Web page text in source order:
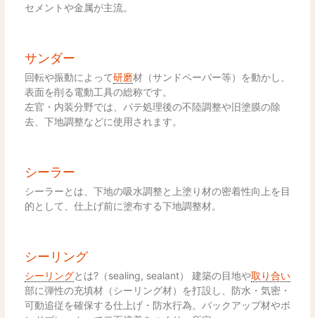
セメントや金属が主流。
サンダー
回転や振動によって研磨材（サンドペーパー等）を動かし、
表面を削る電動工具の総称です。
左官・内装分野では、パテ処理後の不陸調整や旧塗膜の除
去、下地調整などに使用されます。
シーラー
シーラーとは、下地の吸水調整と上塗り材の密着性向上を目
的として、仕上げ前に塗布する下地調整材。
シーリング
シーリングとは?（sealing, sealant） 建築の目地や取り合い
部に弾性の充填材（シーリング材）を打設し、防水・気密・
可動追従を確保する仕上げ・防水行為。バックアップ材やボ